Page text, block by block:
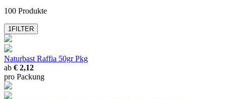
mehr anzeigen
100 Produkte
1FILTER
Naturbast Raffia 50gr Pkg
ab € 2,12
pro Packung